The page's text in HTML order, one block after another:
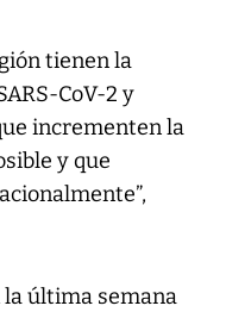
tienen la
CoV-2 y
incrementen la
y que
última semana